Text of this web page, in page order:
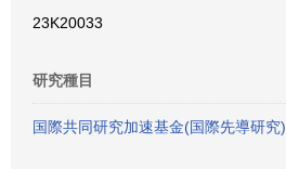
23K20033
研究種目
国際共同研究加速基金(国際先導研究)